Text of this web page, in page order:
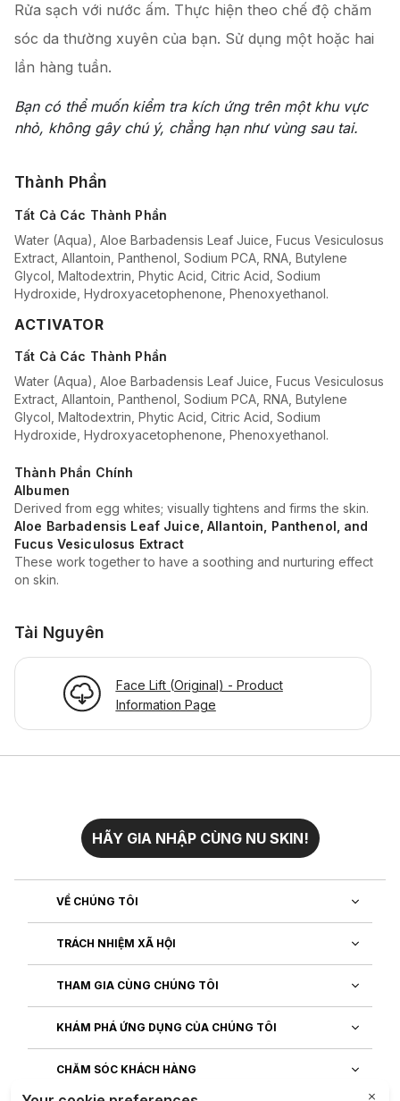
Rửa sạch với nước ấm. Thực hiện theo chế độ chăm
sóc da thường xuyên của bạn. Sử dụng một hoặc hai
lần hàng tuần.
Bạn có thể muốn kiểm tra kích ứng trên một khu vực
nhỏ, không gây chú ý, chẳng hạn như vùng sau tai.
Thành Phần
Tất Cả Các Thành Phần
Water (Aqua), Aloe Barbadensis Leaf Juice, Fucus Vesiculosus
Extract, Allantoin, Panthenol, Sodium PCA, RNA, Butylene
Glycol, Maltodextrin, Phytic Acid, Citric Acid, Sodium
Hydroxide, Hydroxyacetophenone, Phenoxyethanol.
ACTIVATOR
Tất Cả Các Thành Phần
Water (Aqua), Aloe Barbadensis Leaf Juice, Fucus Vesiculosus
Extract, Allantoin, Panthenol, Sodium PCA, RNA, Butylene
Glycol, Maltodextrin, Phytic Acid, Citric Acid, Sodium
Hydroxide, Hydroxyacetophenone, Phenoxyethanol.
Thành Phần Chính
Albumen
Derived from egg whites; visually tightens and firms the skin.
Aloe Barbadensis Leaf Juice, Allantoin, Panthenol, and
Fucus Vesiculosus Extract
These work together to have a soothing and nurturing effect
on skin.
Tài Nguyên
Face Lift (Original) - Product
Information Page
HÃY GIA NHẬP CÙNG NU SKIN!
VỀ CHÚNG TÔI
TRÁCH NHIỆM XÃ HỘI
THAM GIA CÙNG CHÚNG TÔI
KHÁM PHÁ ỨNG DỤNG CỦA CHÚNG TÔI
CHĂM SÓC KHÁCH HÀNG